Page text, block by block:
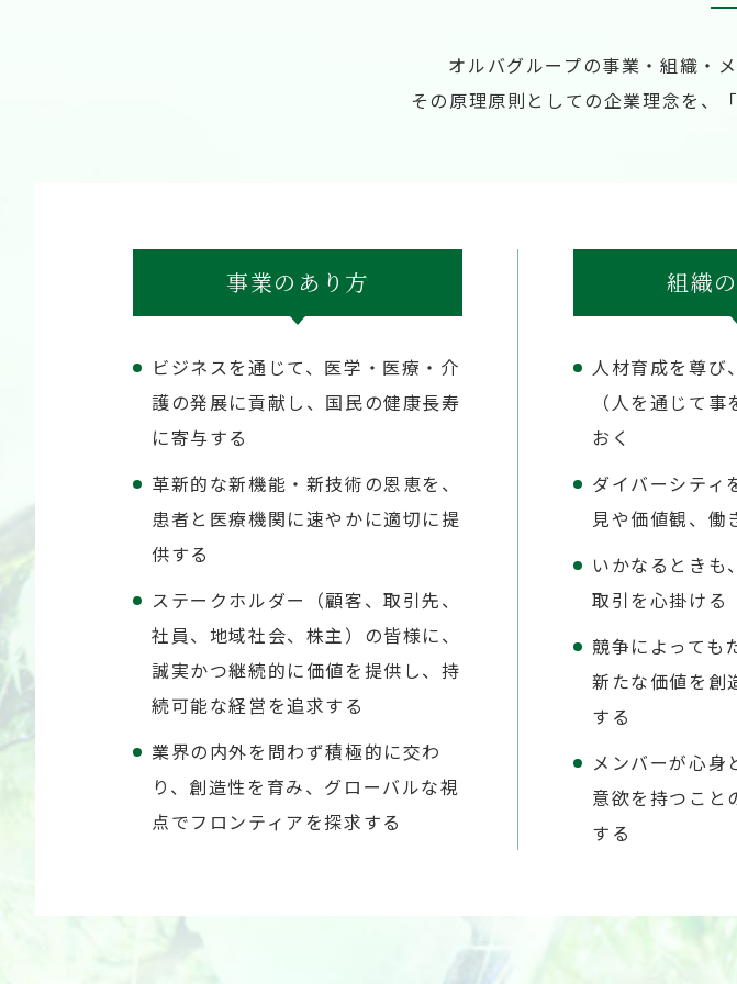
オルバグループの事業・組織・
その原理原則としての企業理念を、
事業のあり方
ビジネスを通じて、医学・医療・介
護の発展に貢献し、国民の健康長寿
に寄与する
革新的な新機能・新技術の恩恵を、
患者と医療機関に速やかに適切に提
供する
ステークホルダー（顧客、取引先、
社員、地域社会、株主）の皆様に、
誠実かつ継続的に価値を提供し、持
続可能な経営を追求する
業界の内外を問わず積極的に交わ
り、創造性を育み、グローバルな視
点でフロンティアを探求する
組織
人材育成を尊び
（人を通じて
おく
ダイバーシティ
見や価値観、働
いかなるときも
取引を心掛ける
競争によっても
新たな価値を創
する
メンバーが心身
意欲を持つこと
する